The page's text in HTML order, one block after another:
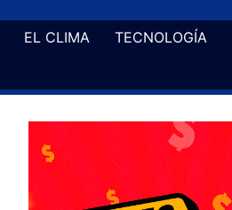
EL CLIMA TECNOLOGÍA